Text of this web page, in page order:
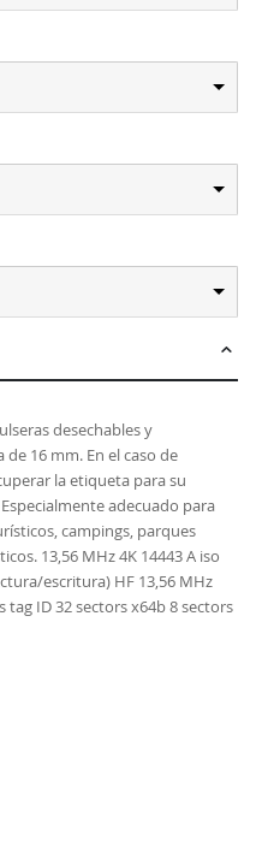
desechables y
16 mm. En el caso de
la etiqueta para su
adecuado para
campings, parques
13,56 MHz 4K 14443 A iso
escritura) HF 13,56 MHz
tag ID 32 sectors x64b 8 sectors